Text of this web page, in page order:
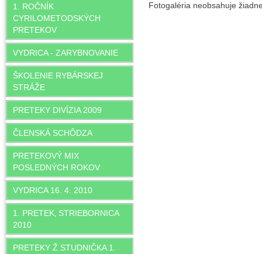
Fotogaléria neobsahuje
1. ROČNÍK
CYRILOMETODSKÝCH
PRETEKOV
VYDRICA - ZARYBNOVANIE
ŠKOLENIE RYBÁRSKEJ
STRÁŽE
PRETEKY DIVÍZIA 2009
ČLENSKÁ SCHÔDZA
PRETEKOVÝ MIX
POSLEDNÝCH ROKOV
VYDRICA 16. 4. 2010
1. PRETEK‚ STRIEBORNICA
2010
PRETEKY Ž.STUDNIČKA 1.